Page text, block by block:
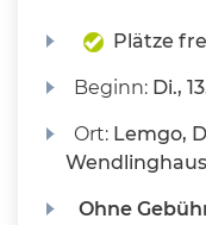
Plätze
Beginn: Di.,
Ort: Lemgo,
Ohne